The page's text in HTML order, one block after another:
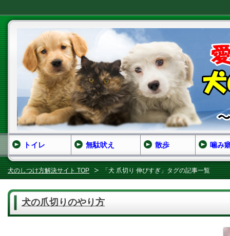
犬のしつけ方解決サイト TOP 「犬 爪切り 伸びすぎ」タグの記事一覧
犬の爪切りのやり方
トイレ 無駄吠え 散歩 噛み